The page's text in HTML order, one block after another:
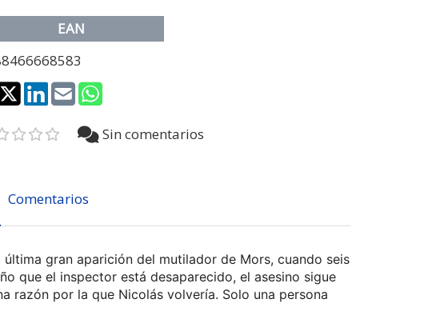
EAN
Sin comentarios
Comentarios
gran aparición del mutilador de Mors, cuando seis
que el inspector está desaparecido, el asesino sigue
razón por la que Nicolás volvería. Solo una persona